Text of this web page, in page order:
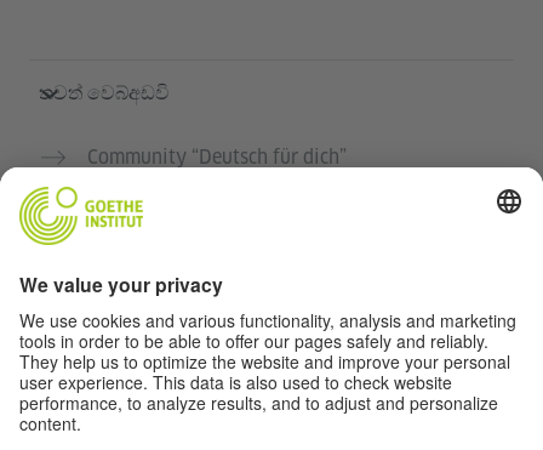
තවත් වෙබ්අඩවි
Community “Deutsch für dich”
ගෝතේ ආයතනයේ ජර්මන් භාෂා පාඨමාලා
රහස්‍යතා සහ ප්‍රවේශය
රහස්‍යතා සැකසුම්